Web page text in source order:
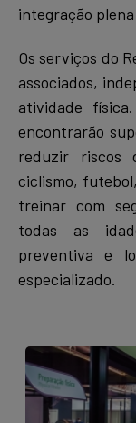
integração
Os serviços do
associados,
atividade
encontrarão
reduzir riscos
ciclismo,
treinar com
todas as
preventiva e
especializado.